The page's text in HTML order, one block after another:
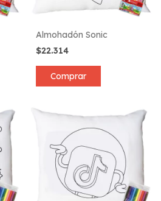
Almohadón Sonic
$22.314
Comprar